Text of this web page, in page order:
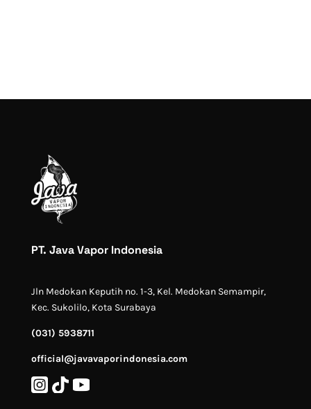
PT. Java Vapor Indonesia
Jln Medokan Keputih no. 1-3, Kel. Medokan Semampir,
Kec. Sukolilo, Kota Surabaya
(031) 5938711
official@javavaporindonesia.com